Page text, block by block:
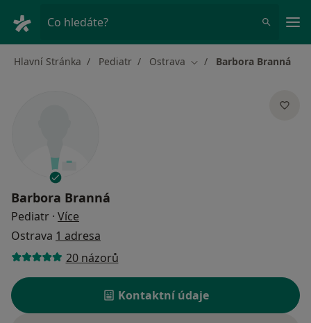
Co hledáte?
Hlavní Stránka Pediatr Ostrava Změna města
Barbora Branná
Barbora Branná
Pediatr · Více
Ostrava 1 adresa
20 názorů
Kontaktní údaje